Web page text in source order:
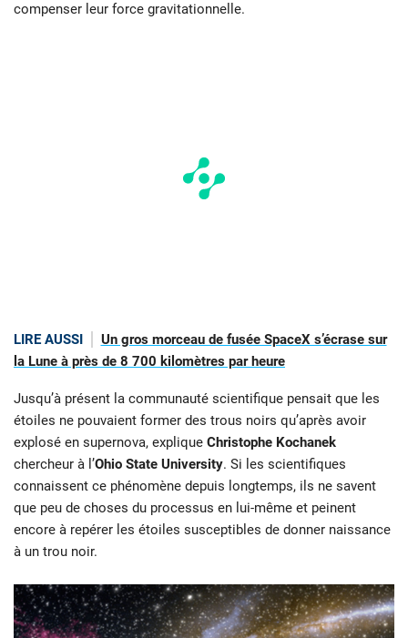
compenser leur force gravitationnelle.
LIRE AUSSI
Un gros morceau de fusée SpaceX s’écrase sur
la Lune à près de 8 700 kilomètres par heure
Jusqu’à présent la communauté scientifique pensait que les
étoiles ne pouvaient former des trous noirs qu’après avoir
explosé en supernova, explique Christophe Kochanek
chercheur à l’Ohio State University. Si les scientifiques
connaissent ce phénomène depuis longtemps, ils ne savent
que peu de choses du processus en lui-même et peinent
encore à repérer les étoiles susceptibles de donner naissance
à un trou noir.